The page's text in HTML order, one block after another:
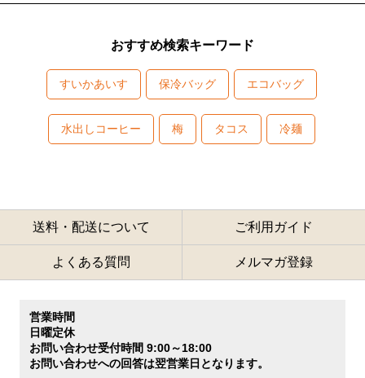
おすすめ検索キーワード
すいかあいす 保冷バッグ エコバッグ
水出しコーヒー 梅 タコス 冷麺
送料・配送について ご利用ガイド
よくある質問 メルマガ登録
営業時間
日曜定休
お問い合わせ受付時間 9:00～18:00
お問い合わせへの回答は翌営業日となります。